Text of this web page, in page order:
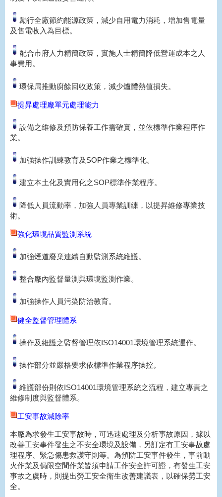
勵行全廠節約能源政策，減少自用電力消耗，增加售電量
及售電收入為目標。
配合市府人力精簡政策，實施人士精簡降低營運成本之人
事費用。
環保局推動廚餘回收政策，減少爐體熱值損失。
提昇處理廠單元處理能力
設備之維修及預防保養工作需確實，並依標準作業程序作
業。
加強操作訓練教育及SOP作業之標準化。
建立本土化及實用化之SOP標準作業程序。
降低人員流動率，加強人員專業訓練，以提昇維修專業技
術。
強化環境品質監測系統
加強煙道廢棄連續自動監測系統維護。
整合廠內監督量測與環境監測作業。
加強操作人員污染防治教育。
健全監督管理體系
操作及維護之監督管理依ISO14001環境管理系統運作。
操作部分並嚴格要求依標準作業程序操控。
維護部份則依ISO14001環境管理系統之流程，建立專責之
維修制度與監督體系。
工安事故減除率
本廠為求發生工安事故時，可迅速處理及分析事故原因，據以
改善工安事件發生之不安全環境及設備，另訂定有工安事故處
理程序、緊急傷患救護守則等。為預防工安事件發生，事前動
火作業及侷限空間作業皆須申請工作安全許可證，有發生工安
事故之虞時，則提出勞工安全衛生改善建議表，以確保勞工安
全。